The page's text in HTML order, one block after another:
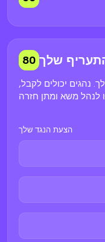
80 שלך
נהגים יכולים לקבל,
הצעת הנגד שלך